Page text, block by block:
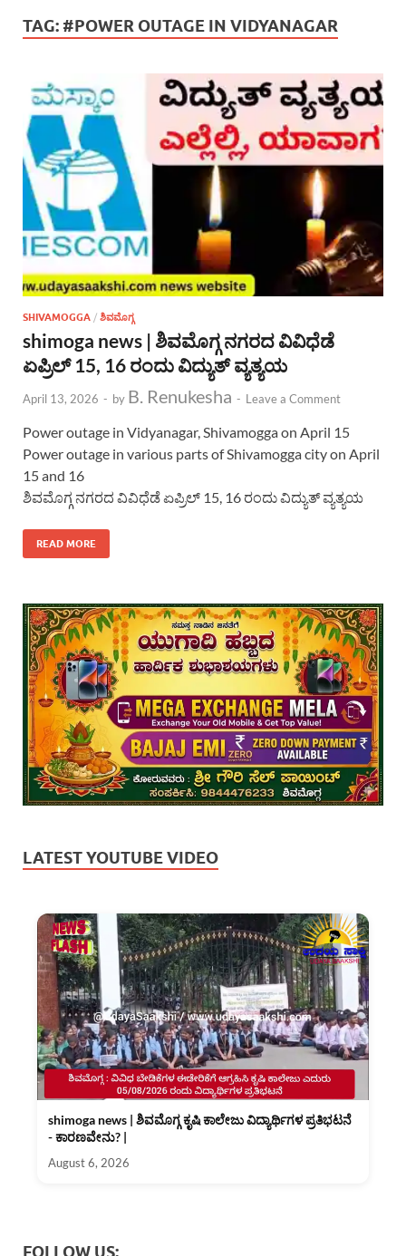
TAG: #POWER OUTAGE IN VIDYANAGAR
SHIVAMOGGA / ಶಿವಮೊಗ್ಗ
shimoga news | ಶಿವಮೊಗ್ಗ ನಗರದ ವಿವಿಧೆಡೆ
ಏಪ್ರಿಲ್ 15, 16 ರಂದು ವಿದ್ಯುತ್ ವ್ಯತ್ಯಯ
April 13, 2026 - by B. Renukesha - Leave a Comment
Power outage in Vidyanagar, Shivamogga on April 15
Power outage in various parts of Shivamogga city on April
15 and 16
ಶಿವಮೊಗ್ಗ ನಗರದ ವಿವಿಧೆಡೆ ಏಪ್ರಿಲ್ 15, 16 ರಂದು ವಿದ್ಯುತ್ ವ್ಯತ್ಯಯ
READ MORE
LATEST YOUTUBE VIDEO
shimoga news | ಶಿವಮೊಗ್ಗ ಕೃಷಿ ಕಾಲೇಜು ವಿದ್ಯಾರ್ಥಿಗಳ ಪ್ರತಿಭಟನೆ
- ಕಾರಣವೇನು? |
August 6, 2026
FOLLOW US: